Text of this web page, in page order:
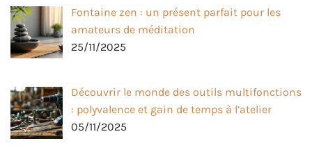
Fontaine zen : un présent parfait pour les
amateurs de méditation
25/11/2025
Découvrir le monde des outils multifonctions
: polyvalence et gain de temps à l’atelier
05/11/2025